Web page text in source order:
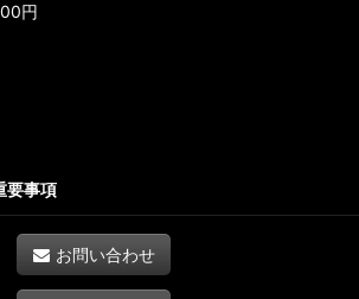
円
要事項
お問い合わせ